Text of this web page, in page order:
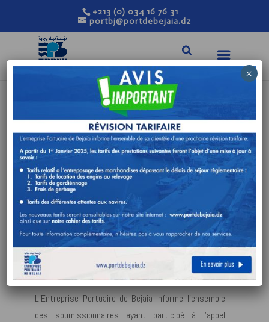
+213 (0) 034 16 76 31
portbj@portdebejaia.dz
AVIS D’ANNULATION
DE L’ATTRIBUTION
PROVISOIRE DE
MARCHE ET
D’INFRUCTUOSITE
Fév 8, 2026|Avis de consultation
L’Entreprise Portuaire de Bejaia informe l’ensemble
des soumissionnaires ayant participé à l’appel
×